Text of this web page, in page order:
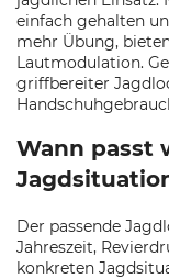
einfach gehalten
mehr Übung,
Lautmodulation.
griffbereiter
Wann passt
Der passende
Jahreszeit,
konkreten